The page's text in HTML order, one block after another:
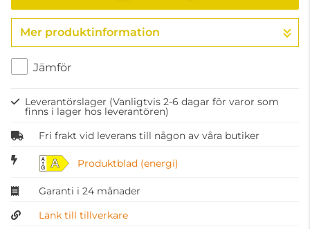
Gå till kassan
Mer produktinformation
Jämför
Leverantörslager (Vanligtvis 2-6 dagar för varor som
finns i lager hos leverantören)
Fri frakt vid leverans till någon av våra butiker
A Produktblad (energi)
Garanti i 24 månader
Länk till tillverkare